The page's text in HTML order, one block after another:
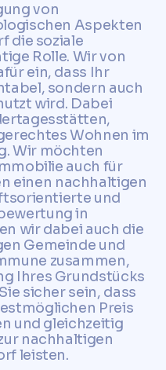
von
Aspekten
die soziale
Rolle. Wir von
ein, dass Ihr
sondern auch
wird. Dabei
Wohnen im
Wir möchten
auch für
einen nachhaltigen
und
in
wir dabei auch die
Gemeinde und
zusammen,
Ihres Grundstücks
sicher sein, dass
Preis
und gleichzeitig
nachhaltigen
leisten.